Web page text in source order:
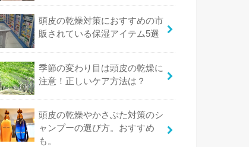
頭皮の乾燥対策におすすめの市
販されている保湿アイテム5選
季節の変わり目は頭皮の乾燥に
注意！正しいケア方法は？
頭皮の乾燥やかさぶた対策のシ
ャンプーの選び方。おすすめ
も。